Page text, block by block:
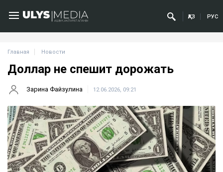
ҚАЗ РУС
Главная Новости
Доллар не спешит дорожать
Зарина Файзулина 12.06.2026, 09:21